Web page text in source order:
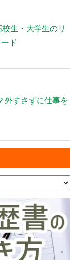
生・大学生のリ
ド
外すさずに仕事を